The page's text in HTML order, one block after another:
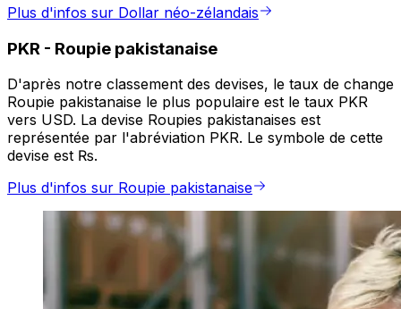
Plus d'infos sur Dollar néo-zélandais
PKR - Roupie pakistanaise
D'après notre classement des devises, le taux de change
Roupie pakistanaise le plus populaire est le taux PKR
vers USD. La devise Roupies pakistanaises est
représentée par l'abréviation PKR. Le symbole de cette
devise est ₨.
Plus d'infos sur Roupie pakistanaise